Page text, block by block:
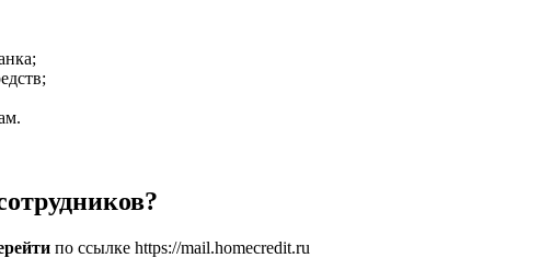
по ссылке https://mail.homecredit.ru